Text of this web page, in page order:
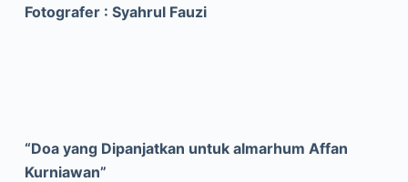
Fotografer : Syahrul Fauzi
“Doa yang Dipanjatkan untuk almarhum Affan
Kurniawan”